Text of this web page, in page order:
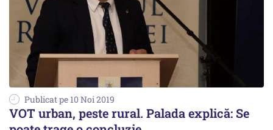
Publicat pe 10 Noi 2019
VOT urban, peste rural. Palada explică: Se